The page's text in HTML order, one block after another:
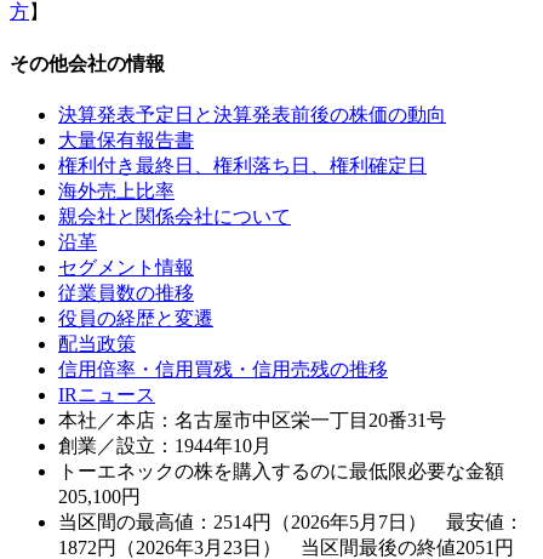
方】
その他会社の情報
決算発表予定日と決算発表前後の株価の動向
大量保有報告書
権利付き最終日、権利落ち日、権利確定日
海外売上比率
親会社と関係会社について
沿革
セグメント情報
従業員数の推移
役員の経歴と変遷
配当政策
信用倍率・信用買残・信用売残の推移
IRニュース
本社／本店：名古屋市中区栄一丁目20番31号
創業／設立：1944年10月
トーエネックの株を購入するのに最低限必要な金額
205,100円
当区間の最高値：2514円（2026年5月7日） 最安値：
1872円（2026年3月23日） 当区間最後の終値2051円